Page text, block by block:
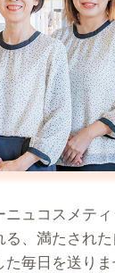
ニュコスメテ
る、満たされ
た毎日を送りま